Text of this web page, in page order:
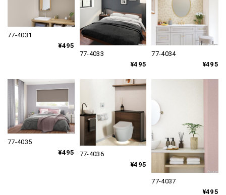
77-4031
¥495
77-4033
¥495
77-4034
¥495
77-4035
¥495
77-4036
¥495
77-4037
¥495